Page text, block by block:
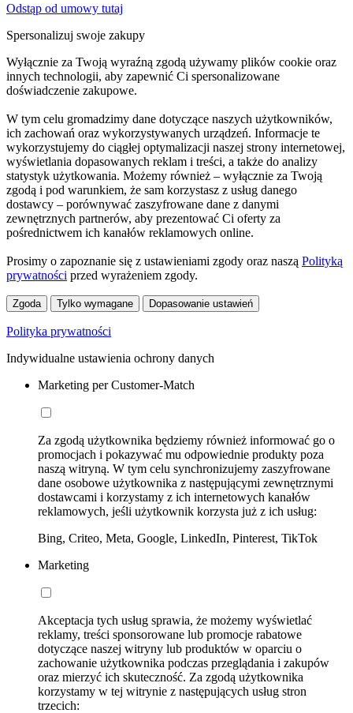
Odstąp od umowy tutaj
Spersonalizuj swoje zakupy
Wyłącznie za Twoją wyraźną zgodą używamy plików cookie oraz
innych technologii, aby zapewnić Ci spersonalizowane
doświadczenie zakupowe.
W tym celu gromadzimy dane dotyczące naszych użytkowników,
ich zachowań oraz wykorzystywanych urządzeń. Informacje te
wykorzystujemy do ciągłej optymalizacji naszej strony internetowej,
wyświetlania dopasowanych reklam i treści, a także do analizy
statystyk użytkowania. Możemy również – wyłącznie za Twoją
zgodą i pod warunkiem, że sam korzystasz z usług danego
dostawcy – porównywać zaszyfrowane dane z danymi
zewnętrznych partnerów, aby prezentować Ci oferty za
pośrednictwem ich kanałów reklamowych online.
Prosimy o zapoznanie się z ustawieniami zgody oraz naszą Polityką
prywatności przed wyrażeniem zgody.
Zgoda Tylko wymagane Dopasowanie ustawień
Polityka prywatności
Indywidualne ustawienia ochrony danych
Marketing per Customer-Match
Za zgodą użytkownika będziemy również informować go o
promocjach i pokazywać mu odpowiednie produkty poza
naszą witryną. W tym celu synchronizujemy zaszyfrowane
dane osobowe użytkownika z następującymi zewnętrznymi
dostawcami i korzystamy z ich internetowych kanałów
reklamowych, jeśli użytkownik korzysta już z ich usług:
Bing, Criteo, Meta, Google, LinkedIn, Pinterest, TikTok
Marketing
Akceptacja tych usług sprawia, że możemy wyświetlać
reklamy, treści sponsorowane lub promocje rabatowe
dotyczące naszej witryny lub produktów w oparciu o
zachowanie użytkownika podczas przeglądania i zakupów
oraz mierzyć ich skuteczność. Za zgodą użytkownika
korzystamy w tej witrynie z następujących usług stron
trzecich: